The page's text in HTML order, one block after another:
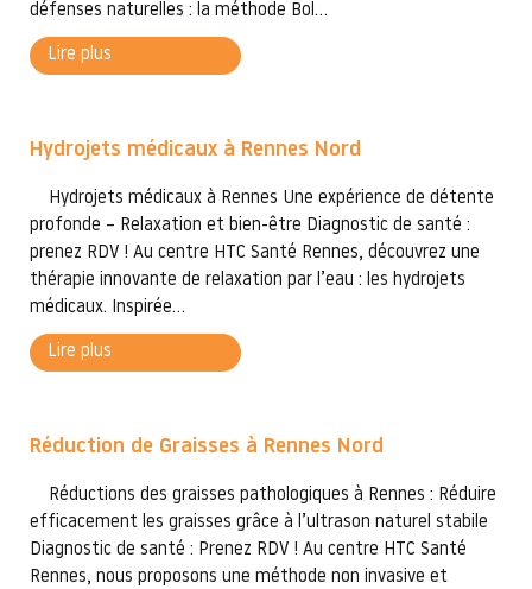
défenses naturelles : la méthode Bol...
Lire plus
Hydrojets médicaux à Rennes Nord
Hydrojets médicaux à Rennes Une expérience de détente
profonde – Relaxation et bien-être Diagnostic de santé :
prenez RDV ! Au centre HTC Santé Rennes, découvrez une
thérapie innovante de relaxation par l’eau : les hydrojets
médicaux. Inspirée...
Lire plus
Réduction de Graisses à Rennes Nord
Réductions des graisses pathologiques à Rennes : Réduire
efficacement les graisses grâce à l’ultrason naturel stabile
Diagnostic de santé : Prenez RDV ! Au centre HTC Santé
Rennes, nous proposons une méthode non invasive et